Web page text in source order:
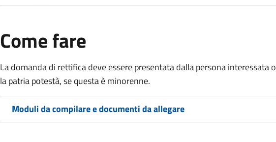
Come fare
La domanda di rettifica deve essere presentata dalla persona interessata o
la patria potestà, se questa è minorenne.
Moduli da compilare e documenti da allegare